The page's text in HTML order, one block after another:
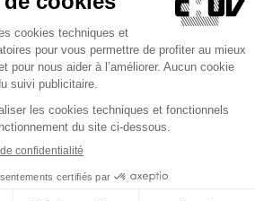
nouvelle fenêtre)
(ouvre une nouvelle fenêtre)
Nos